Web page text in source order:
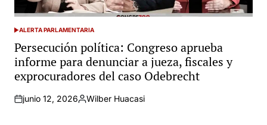
POSTED
IN
ALERTA PARLAMENTARIA
Persecución política: Congreso aprueba
informe para denunciar a jueza, fiscales y
exprocuradores del caso Odebrecht
junio 12, 2026
Posted
Wilber Huacasi